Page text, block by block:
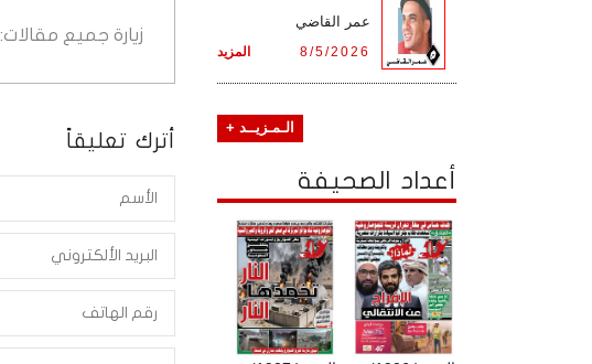
زيارة جميع مقالات:
أترك تعليقاً
عمر القاضي
المزيد 8/5/2026
الـمـزيــد +
أعداد الصحيفة